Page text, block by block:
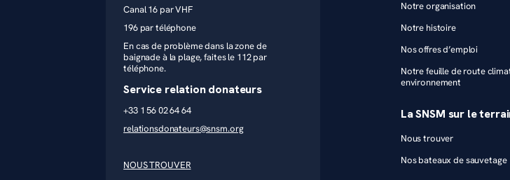
Canal 16 par VHF
196 par téléphone
En cas de problème dans la zone de
baignade à la plage, faites le 112 par
téléphone.
Service relation donateurs
+33 1 56 02 64 64
relationsdonateurs@snsm.org
NOUS TROUVER
Notre organisation
Notre histoire
Nos offres d’emploi
Notre feuille de route
environnement
La SNSM sur le
Nous trouver
Nos bateaux de sauvetage